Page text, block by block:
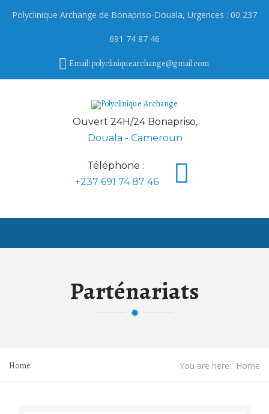
Polyclinique Archange de Bonapriso-Douala, Urgences : 00 237
691 74 87 46
Email: polycliniquearchange@gmail.com
Ouvert 24H/24 Bonapriso,
Douala - Cameroun
Téléphone :
+237 691 74 87 46
Parténariats
Home You are here: Home